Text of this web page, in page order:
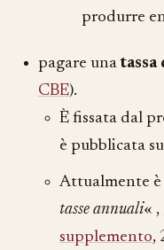
produrre
pagare unatassa
CBE).
È fissata dal
è pubblicata
Attualmente
tasse annuali« ,
supplemento,